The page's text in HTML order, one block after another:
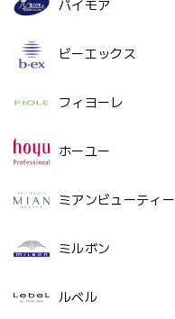
パイモア
ビーエックス
フィヨーレ
ホーユー
ミアンビューティー
ミルボン
ルベル